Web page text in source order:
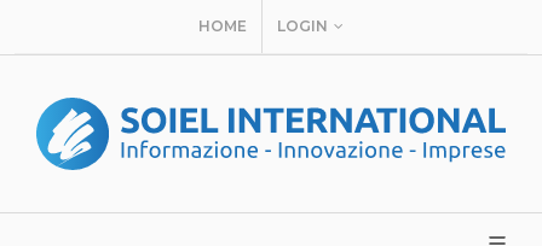
HOME LOGIN